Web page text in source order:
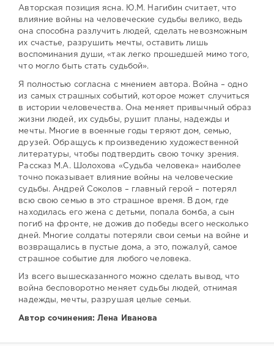
Авторская позиция ясна. Ю.М. Нагибин считает, что
влияние войны на человеческие судьбы велико, ведь
она способна разлучить людей, сделать невозможным
их счастье, разрушить мечты, оставить лишь
воспоминания души, «так легко прошедшей мимо того,
что могло быть стать судьбой».
Я полностью согласна с мнением автора. Война – одно
из самых страшных событий, которое может случиться
в истории человечества. Она меняет привычный образ
жизни людей, их судьбы, рушит планы, надежды и
мечты. Многие в военные годы теряют дом, семью,
друзей. Обращусь к произведению художественной
литературы, чтобы подтвердить свою точку зрения.
Рассказ М.А. Шолохова «Судьба человека» наиболее
точно показывает влияние войны на человеческие
судьбы. Андрей Соколов – главный герой – потерял
всю свою семью в это страшное время. В дом, где
находилась его жена с детьми, попала бомба, а сын
погиб на фронте, не дожив до победы всего несколько
дней. Многие солдаты потеряли свои семьи на войне и
возвращались в пустые дома, а это, пожалуй, самое
страшное событие для любого человека.
Из всего вышесказанного можно сделать вывод, что
война бесповоротно меняет судьбы людей, отнимая
надежды, мечты, разрушая целые семьи.
Автор сочинения: Лена Иванова